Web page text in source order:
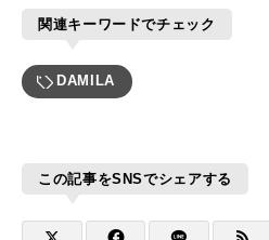
関連キーワードでチェック
DAMILA
この記事をSNSでシェアする